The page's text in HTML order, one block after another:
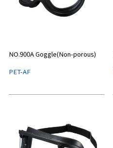
NO.900A Goggle(Non-porous)
PET-AF